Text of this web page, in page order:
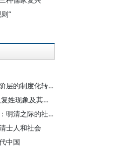
”
包弼德：赵宋立国与士人阶层的制度化转型
汪维真 牛建强：明代士人复姓现象及其文化意涵
冯贤亮：士人生活的变革：明清之际的社会与政治演替
士人和社会
中国